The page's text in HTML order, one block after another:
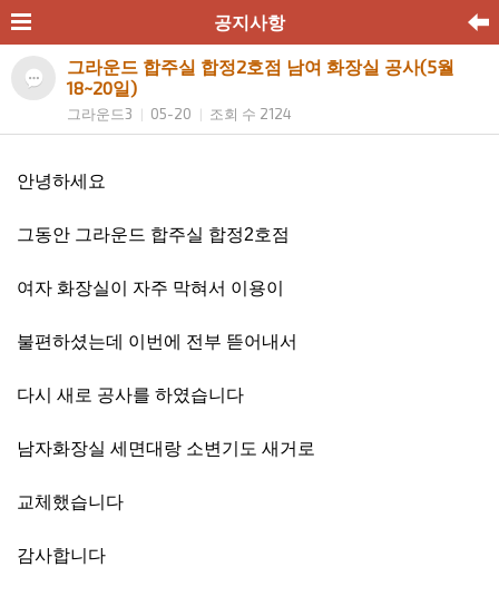
공지사항
그라운드 합주실 합정2호점 남여 화장실 공사(5월
18~20일)
그라운드3 05-20 조회 수 2124
안녕하세요
그동안 그라운드 합주실 합정2호점
여자 화장실이 자주 막혀서 이용이
불편하셨는데 이번에 전부 뜯어내서
다시 새로 공사를 하였습니다
남자화장실 세면대랑 소변기도 새거로
교체했습니다
감사합니다